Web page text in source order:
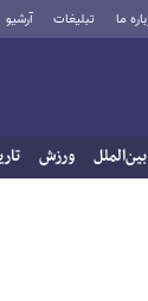
ما تبلیغات آرشیو
بین‌الملل ورزش